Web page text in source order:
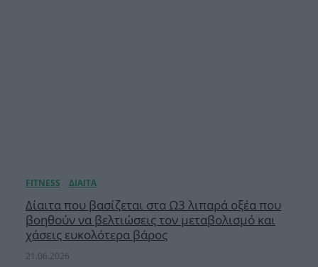
Δίαιτα που βασίζεται στα Ω3 λιπαρά οξέα που
βοηθούν να βελτιώσεις τον μεταβολισμό και
χάσεις ευκολότερα βάρος
21.06.2026